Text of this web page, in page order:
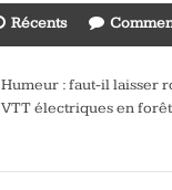
Récents
Humeur : faut-il laisser
VTT électriques en forêt